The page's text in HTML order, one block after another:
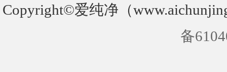
Copyright©爱纯净（
备